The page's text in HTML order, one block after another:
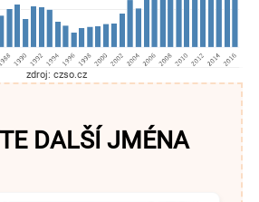
zdroj: czso.cz
DALŠÍ JMÉNA